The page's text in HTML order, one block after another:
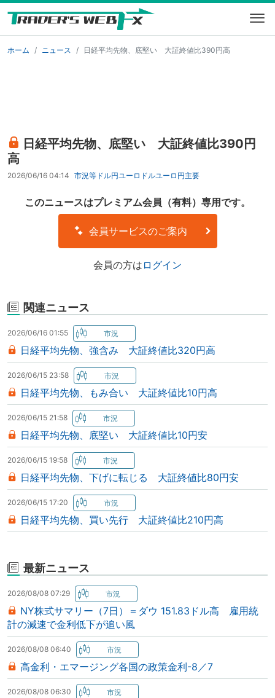
ホーム ニュース 日経平均先物、底堅い 大証終値比390円高
日経平均先物、底堅い 大証終値比390円
高
2026/06/16 04:14 市況等 ドル円ユーロドルユーロ円主要
このニュースはプレミアム会員（有料）専用です。
会員サービスのご案内
会員の方は ログイン
関連ニュース
2026/06/16 01:55
日経平均先物、強含み 大証終値比320円高
2026/06/15 23:58
日経平均先物、もみ合い 大証終値比10円高
2026/06/15 21:58
日経平均先物、底堅い 大証終値比10円安
2026/06/15 19:58
日経平均先物、下げに転じる 大証終値比80円安
2026/06/15 17:20
日経平均先物、買い先行 大証終値比210円高
最新ニュース
2026/08/08 07:29
NY株式サマリー（7日）＝ダウ 151.83ドル高 雇用統
計の減速で金利低下が追い風
2026/08/08 06:40
高金利・エマージング各国の政策金利-8／7
2026/08/08 06:30